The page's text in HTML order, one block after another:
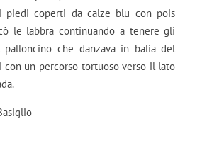
piedi coperti da calze blu con pois
le labbra continuando a tenere gli
che danzava in balia del
con un percorso tortuoso verso il lato